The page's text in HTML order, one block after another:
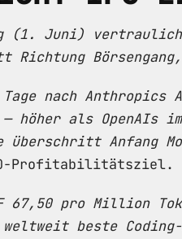
(1. Juni) vertraulich
nach Anthropics
— höher als
überschritt Anfang
Profitabilitätsziel.
67,50 pro Million
beste Coding-